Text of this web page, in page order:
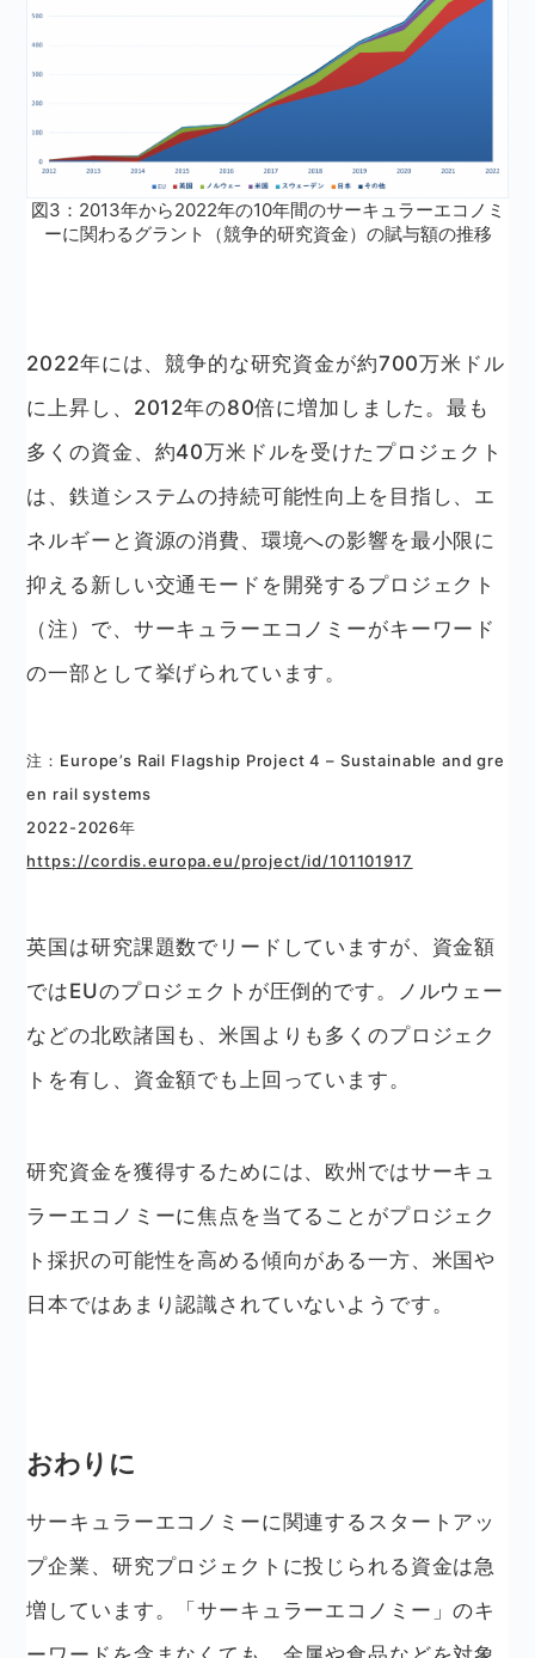
図3：2013年から2022年の10年間のサーキュラーエコノミ
ーに関わるグラント（競争的研究資金）の賦与額の推移
2022年には、競争的な研究資金が約700万米ドル
に上昇し、2012年の80倍に増加しました。最も
多くの資金、約40万米ドルを受けたプロジェクト
は、鉄道システムの持続可能性向上を目指し、エ
ネルギーと資源の消費、環境への影響を最小限に
抑える新しい交通モードを開発するプロジェクト
（注） で、サーキュラーエコノミーがキーワード
の一部として挙げられています。
注：Europe’s Rail Flagship Project 4 – Sustainable and gre
en rail systems
2022-2026年
https://cordis.europa.eu/project/id/101101917
英国は研究課題数でリードしていますが、資金額
ではEUのプロジェクトが圧倒的です。ノルウェー
などの北欧諸国も、米国よりも多くのプロジェク
トを有し、資金額でも上回っています。
研究資金を獲得するためには、欧州ではサーキュ
ラーエコノミーに焦点を当てることがプロジェク
ト採択の可能性を高める傾向がある一方、米国や
日本ではあまり認識されていないようです。
おわりに
サーキュラーエコノミーに関連するスタートアッ
プ企業、研究プロジェクトに投じられる資金は急
増しています。「サーキュラーエコノミー」のキ